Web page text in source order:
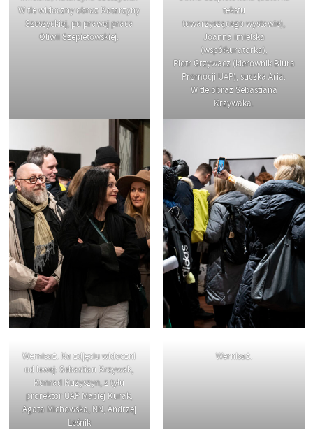
W tle widoczny obraz Katarzyny
Szeszyckiej, po prawej praca
Oliwii Szepietowskiej.
tekstu
towarzyszącego wystawie),
Joanna imielska
(współkuratorka),
Piotr Grzywacz (kierownik Biura
Promocji UAP), suczka Aria.
W tle obraz Sebastiana
Krzywaka.
Wernisaż. Na zdjęciu widoczni
od lewej: Sebastian Krzywak,
Konrad Kuzyszyn, z tyłu
prorektor UAP Maciej Kurak,
Agata Michowska, NN, Andrzej
Leśnik
Wernisaż.